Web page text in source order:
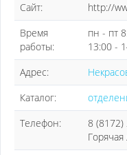
Сайт:
http://
Время
работы:
пн - пт
13:00 -
Адрес:
Каталог:
Телефон:
8